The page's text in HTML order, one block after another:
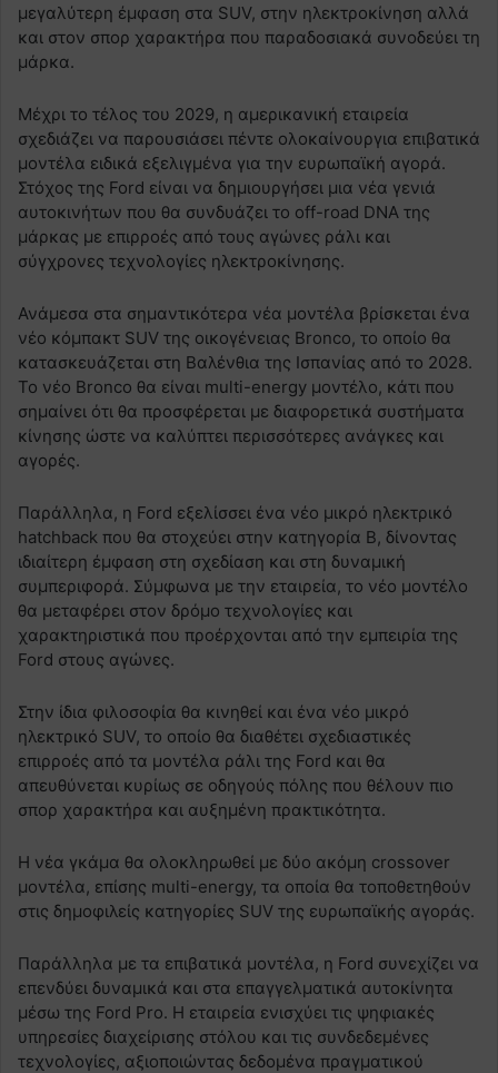
μεγαλύτερη έμφαση στα SUV, στην ηλεκτροκίνηση αλλά
και στον σπορ χαρακτήρα που παραδοσιακά συνοδεύει τη
μάρκα.
Μέχρι το τέλος του 2029, η αμερικανική εταιρεία
σχεδιάζει να παρουσιάσει πέντε ολοκαίνουργια επιβατικά
μοντέλα ειδικά εξελιγμένα για την ευρωπαϊκή αγορά.
Στόχος της Ford είναι να δημιουργήσει μια νέα γενιά
αυτοκινήτων που θα συνδυάζει το off-road DNA της
μάρκας με επιρροές από τους αγώνες ράλι και
σύγχρονες τεχνολογίες ηλεκτροκίνησης.
Ανάμεσα στα σημαντικότερα νέα μοντέλα βρίσκεται ένα
νέο κόμπακτ SUV της οικογένειας Bronco, το οποίο θα
κατασκευάζεται στη Βαλένθια της Ισπανίας από το 2028.
Το νέο Bronco θα είναι multi-energy μοντέλο, κάτι που
σημαίνει ότι θα προσφέρεται με διαφορετικά συστήματα
κίνησης ώστε να καλύπτει περισσότερες ανάγκες και
αγορές.
Παράλληλα, η Ford εξελίσσει ένα νέο μικρό ηλεκτρικό
hatchback που θα στοχεύει στην κατηγορία Β, δίνοντας
ιδιαίτερη έμφαση στη σχεδίαση και στη δυναμική
συμπεριφορά. Σύμφωνα με την εταιρεία, το νέο μοντέλο
θα μεταφέρει στον δρόμο τεχνολογίες και
χαρακτηριστικά που προέρχονται από την εμπειρία της
Ford στους αγώνες.
Στην ίδια φιλοσοφία θα κινηθεί και ένα νέο μικρό
ηλεκτρικό SUV, το οποίο θα διαθέτει σχεδιαστικές
επιρροές από τα μοντέλα ράλι της Ford και θα
απευθύνεται κυρίως σε οδηγούς πόλης που θέλουν πιο
σπορ χαρακτήρα και αυξημένη πρακτικότητα.
Η νέα γκάμα θα ολοκληρωθεί με δύο ακόμη crossover
μοντέλα, επίσης multi-energy, τα οποία θα τοποθετηθούν
στις δημοφιλείς κατηγορίες SUV της ευρωπαϊκής αγοράς.
Παράλληλα με τα επιβατικά μοντέλα, η Ford συνεχίζει να
επενδύει δυναμικά και στα επαγγελματικά αυτοκίνητα
μέσω της Ford Pro. Η εταιρεία ενισχύει τις ψηφιακές
υπηρεσίες διαχείρισης στόλου και τις συνδεδεμένες
τεχνολογίες, αξιοποιώντας δεδομένα πραγματικού